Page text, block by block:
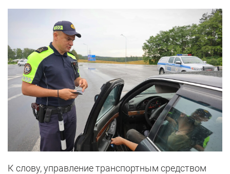
К слову, управление транспортным средством